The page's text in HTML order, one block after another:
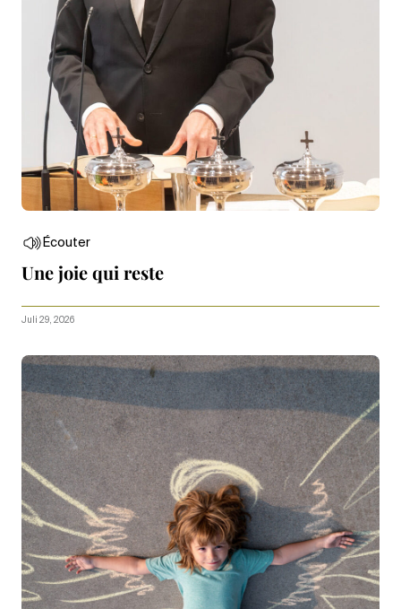
Écouter
Une joie qui reste
Juli 29, 2026